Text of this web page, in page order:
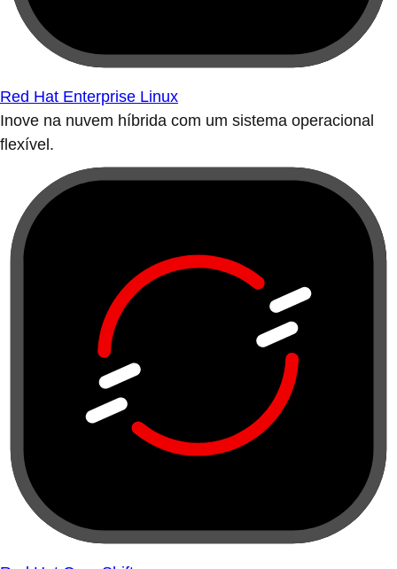
Red Hat Enterprise Linux
Inove na nuvem híbrida com um sistema operacional
flexível.